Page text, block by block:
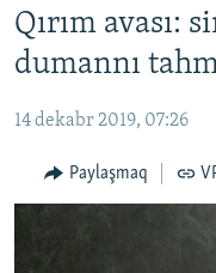
qaytmaq
Baş
qaytmaq
qaytmaq
SİYASET
CEMİYET
MEDENİYET
İNSAN AQLARI
VİDEO
Qırım avası:
dumannı
14 dekabr 2019, 07:26
Paylaşmaq